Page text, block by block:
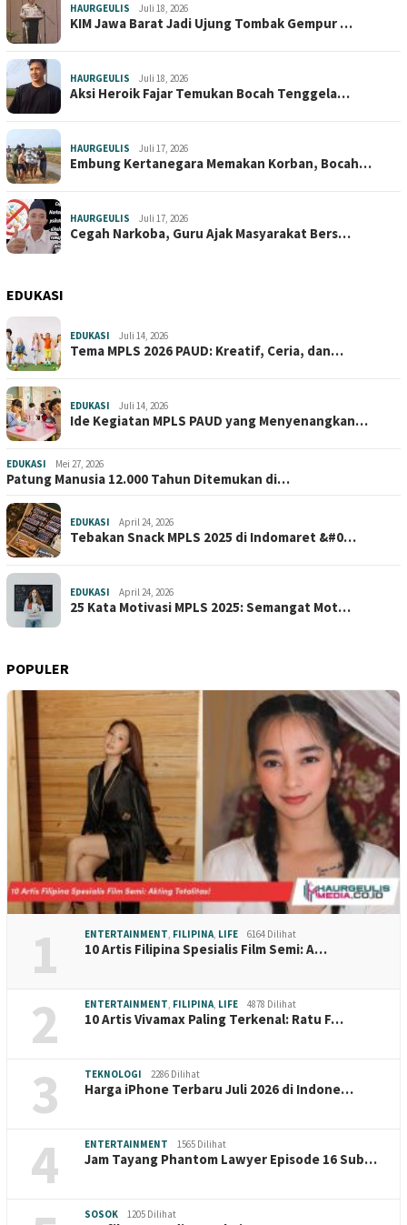
HAURGEULIS Juli 18, 2026
KIM Jawa Barat Jadi Ujung Tombak Gempur …
HAURGEULIS Juli 18, 2026
Aksi Heroik Fajar Temukan Bocah Tenggela…
HAURGEULIS Juli 17, 2026
Embung Kertanegara Memakan Korban, Bocah…
HAURGEULIS Juli 17, 2026
Cegah Narkoba, Guru Ajak Masyarakat Bers…
EDUKASI
EDUKASI Juli 14, 2026
Tema MPLS 2026 PAUD: Kreatif, Ceria, dan…
EDUKASI Juli 14, 2026
Ide Kegiatan MPLS PAUD yang Menyenangkan…
EDUKASI Mei 27, 2026
Patung Manusia 12.000 Tahun Ditemukan di…
EDUKASI April 24, 2026
Tebakan Snack MPLS 2025 di Indomaret &#0…
EDUKASI April 24, 2026
25 Kata Motivasi MPLS 2025: Semangat Mot…
POPULER
1 ENTERTAINMENT FILIPINA LIFE 6164 Dilihat
10 Artis Filipina Spesialis Film Semi: A…
2 ENTERTAINMENT FILIPINA LIFE 4878 Dilihat
10 Artis Vivamax Paling Terkenal: Ratu F…
3 TEKNOLOGI 2286 Dilihat
Harga iPhone Terbaru Juli 2026 di Indone…
4 ENTERTAINMENT 1565 Dilihat
Jam Tayang Phantom Lawyer Episode 16 Sub…
SOSOK 1205 Dilihat